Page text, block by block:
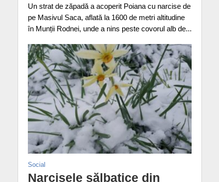
Un strat de zăpadă a acoperit Poiana cu narcise de
pe Masivul Saca, aflată la 1600 de metri altitudine
în Munții Rodnei, unde a nins peste covorul alb de...
Social
Narcisele sălbatice din